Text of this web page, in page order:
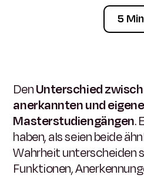
5
DenUnterschied
anerkannten und
Masterstudiengängen.
haben, als seien beide
Wahrheit unterscheiden
Funktionen,